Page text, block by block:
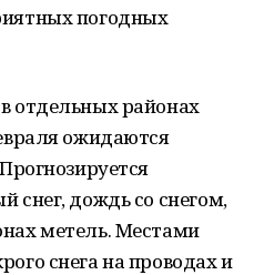
погодных
отдельных районах
ожидаются
снег, дождь со снегом,
метель. Местами
снега на проводах и